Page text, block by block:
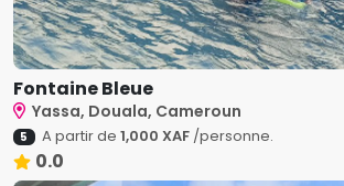
Fontaine Bleue
Yassa, Douala, Cameroun
5 A partir de 1,000 XAF/personne.
0.0